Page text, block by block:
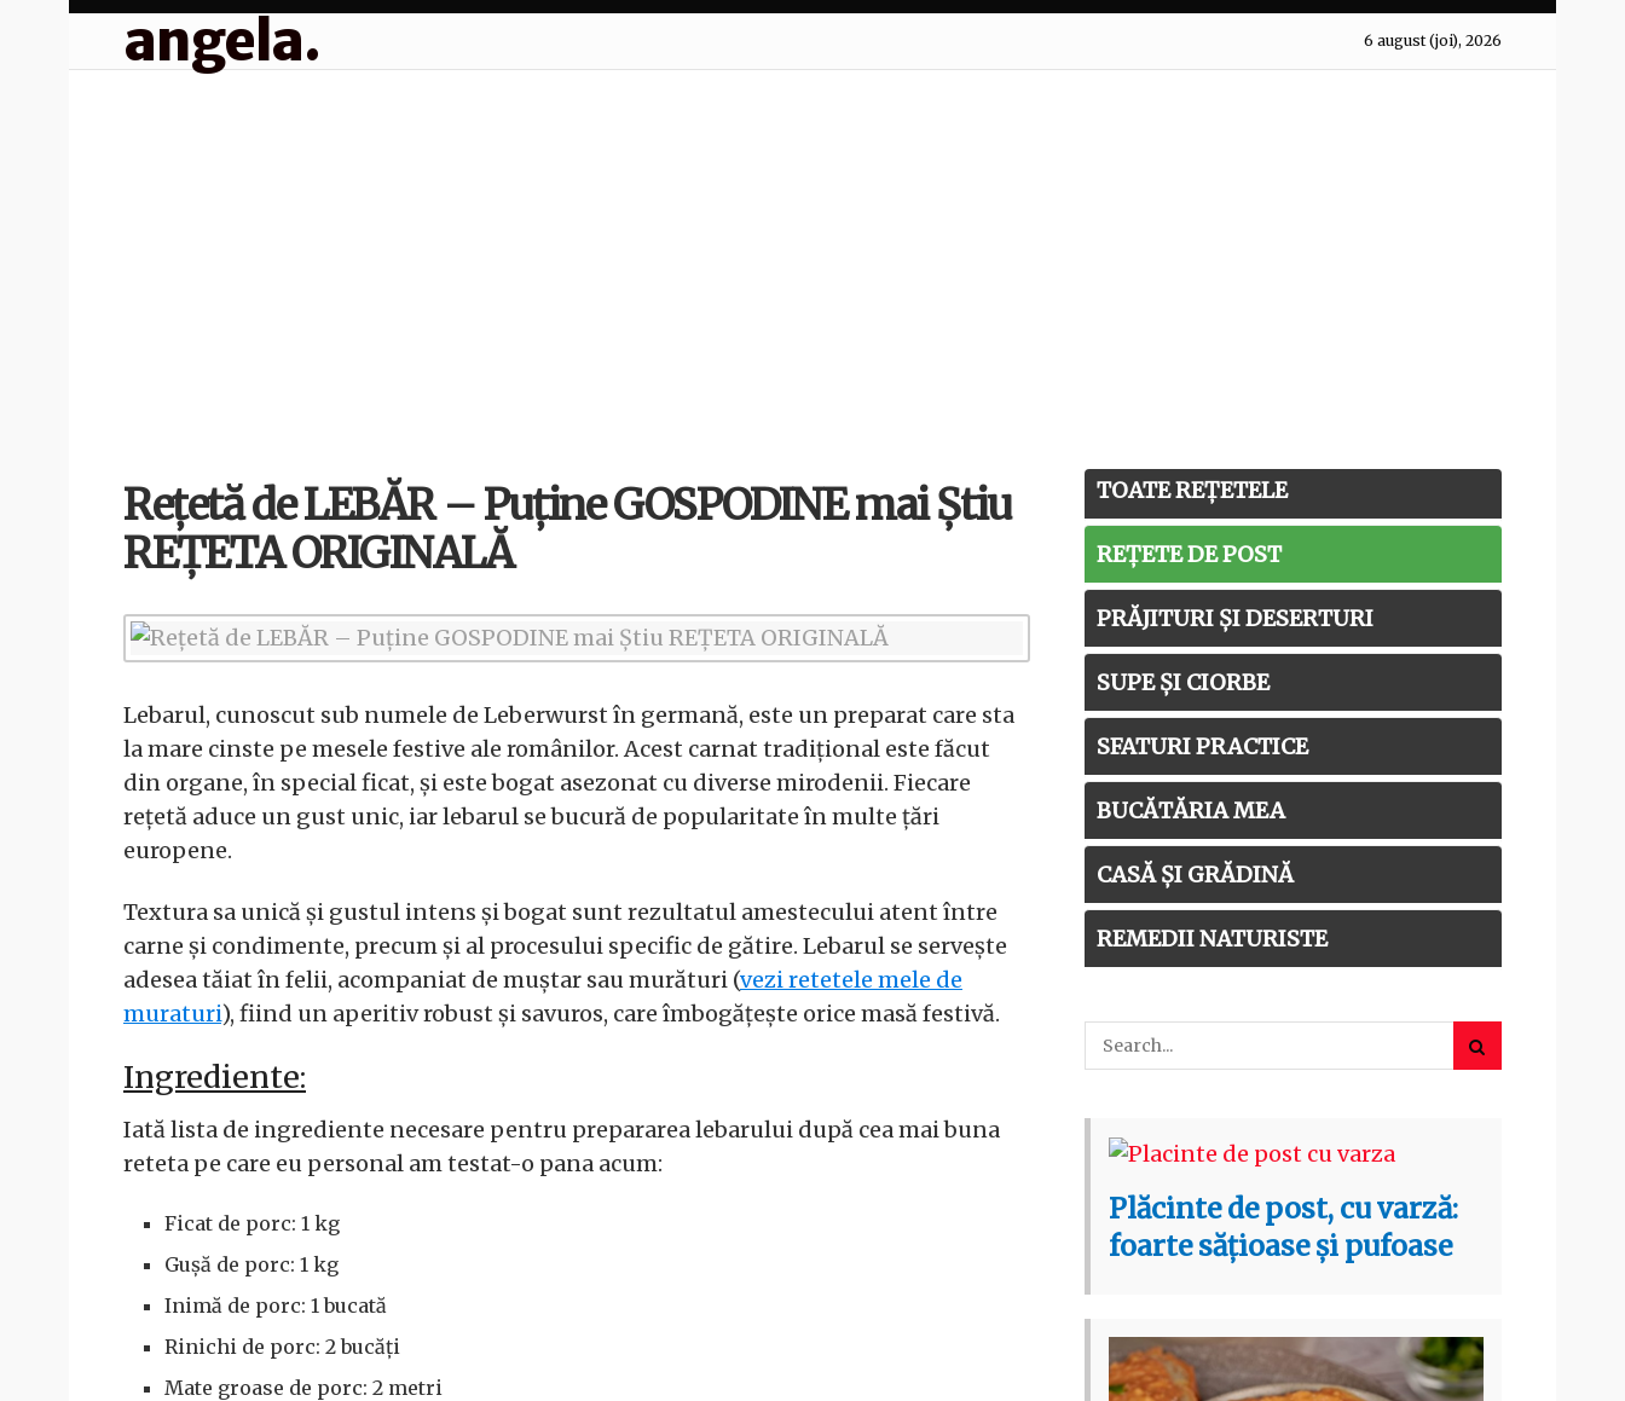
angela. 6 august (joi), 2026
Rețetă de LEBĂR – Puține GOSPODINE mai Știu
REȚETA ORIGINALĂ
Lebarul, cunoscut sub numele de Leberwurst în germană, este un preparat care sta
la mare cinste pe mesele festive ale românilor. Acest carnat tradițional este făcut
din organe, în special ficat, și este bogat asezonat cu diverse mirodenii. Fiecare
rețetă aduce un gust unic, iar lebarul se bucură de popularitate în multe țări
europene.
Textura sa unică și gustul intens și bogat sunt rezultatul amestecului atent între
carne și condimente, precum și al procesului specific de gătire. Lebarul se servește
adesea tăiat în felii, acompaniat de muștar sau murături (vezi retetele mele de
muraturi), fiind un aperitiv robust și savuros, care îmbogățește orice masă festivă.
Ingrediente:
Iată lista de ingrediente necesare pentru prepararea lebarului după cea mai buna
reteta pe care eu personal am testat-o pana acum:
Ficat de porc: 1 kg
Gușă de porc: 1 kg
Inimă de porc: 1 bucată
Rinichi de porc: 2 bucăți
Mate groase de porc: 2 metri
TOATE REȚETELE
REȚETE DE POST
PRĂJITURI ȘI DESERTURI
SUPE ȘI CIORBE
SFATURI PRACTICE
BUCĂTĂRIA MEA
CASĂ ȘI GRĂDINĂ
REMEDII NATURISTE
Plăcinte de post, cu varză:
foarte sățioase și pufoase